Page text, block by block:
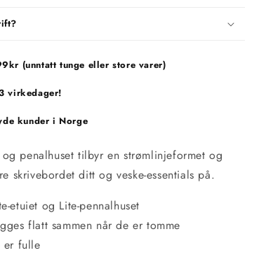
(unntatt tunge eller store varer)
virkedager!
kunder i Norge
penalhuset tilbyr en strømlinjeformet og
skrivebordet ditt og veske-essentials på.
etuiet og Lite-pennalhuset
flatt sammen når de er tomme
er fulle